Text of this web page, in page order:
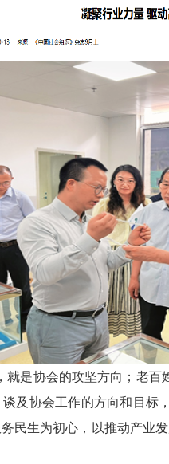
调解规则
就是协会的攻坚方向；老
及协会工作的方向和目标
民生为初心，以推动产业